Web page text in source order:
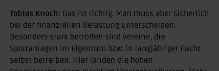
Tobias Knoch: Das ist richtig. Man muss aber sicherlich
bei der finanziellen Belastung unterscheiden.
Besonders stark betroffen sind Vereine, die
Sportanlagen im Eigentum bzw. in langjähriger Pacht
selbst betreiben. Hier landen die hohen